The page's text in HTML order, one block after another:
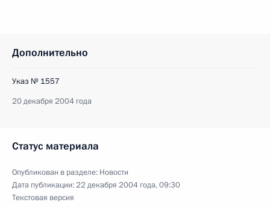
Дополнительно
Указ № 1557
20 декабря 2004 года
Статус материала
Опубликован в разделе: Новости
Дата публикации:22 декабря 2004 года, 09:30
Текстовая версия